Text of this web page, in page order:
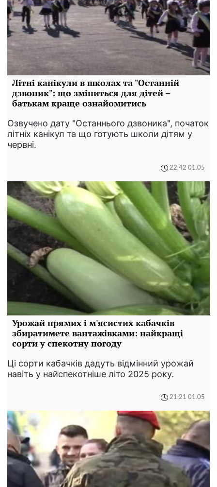
Літні канікули в школах та "Останній
дзвоник": що зміниться для дітей –
батькам краще ознайомитись
Озвучено дату "Останнього дзвоника", початок
літніх канікул та що готують школи дітям у
червні.
22:42 01.05
Урожай прямих і м'ясистих кабачків
збиратимете вантажівками: найкращі
сорти у спекотну погоду
Ці сорти кабачків дадуть відмінний урожай
навіть у найспекотніше літо 2025 року.
21:21 01.05